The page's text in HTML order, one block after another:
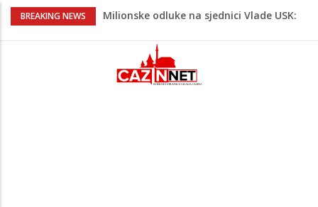
BREAKING NEWS
Milionske odluke na sjednici Vlade USK:
Američki kongresmeni traže od Trumpa:
Vratite sankcije zvaničnicima iz
Republike Srpske